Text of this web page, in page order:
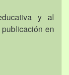
y al
en